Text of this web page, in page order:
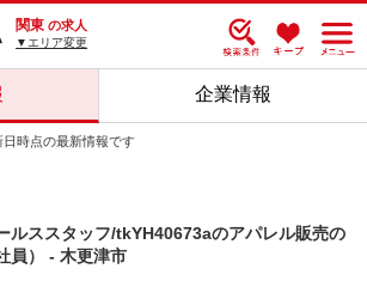
関東 の求人
▼エリア変更
企業情報
時点の最新情報です
ルススタッフ/tkYH40673aのアパレル販売の
員） - 木更津市